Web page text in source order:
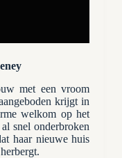
met een vroom
krijgt in
welkom op het
snel onderbroken
haar nieuwe huis